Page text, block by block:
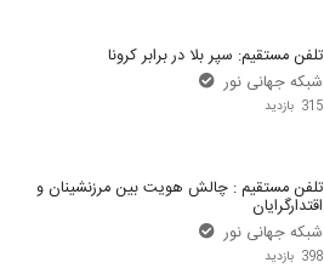
تلفن مستقیم: سپر بلا در برابر کرونا
شبکه جهانی نور
315 بازدید
تلفن مستقیم : چالش هویت بین مرزنشینان و
اقتدارگرایان
شبکه جهانی نور
398 بازدید